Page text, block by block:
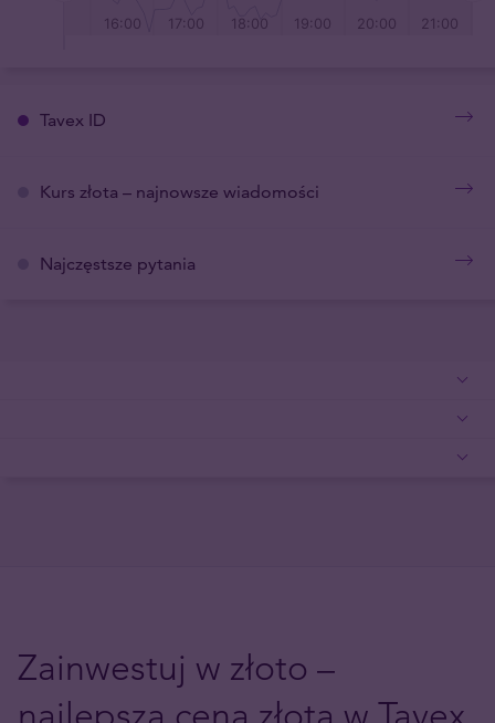
Tavex ID
Kurs złota – najnowsze wiadomości
Najczęstsze pytania
Zainwestuj w złoto –